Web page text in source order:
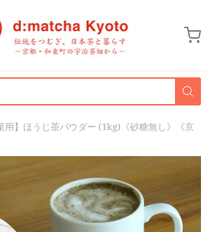
Japan
用】ほうじ茶パウダー (1kg)《砂糖無し》《京